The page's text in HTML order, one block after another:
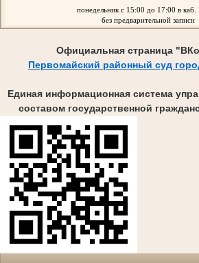
понедельник с 15:00 до 17:00 в
без предварительной записи
Официальная страница
Первомайский районный суд
Единая информационная система
составом государственной